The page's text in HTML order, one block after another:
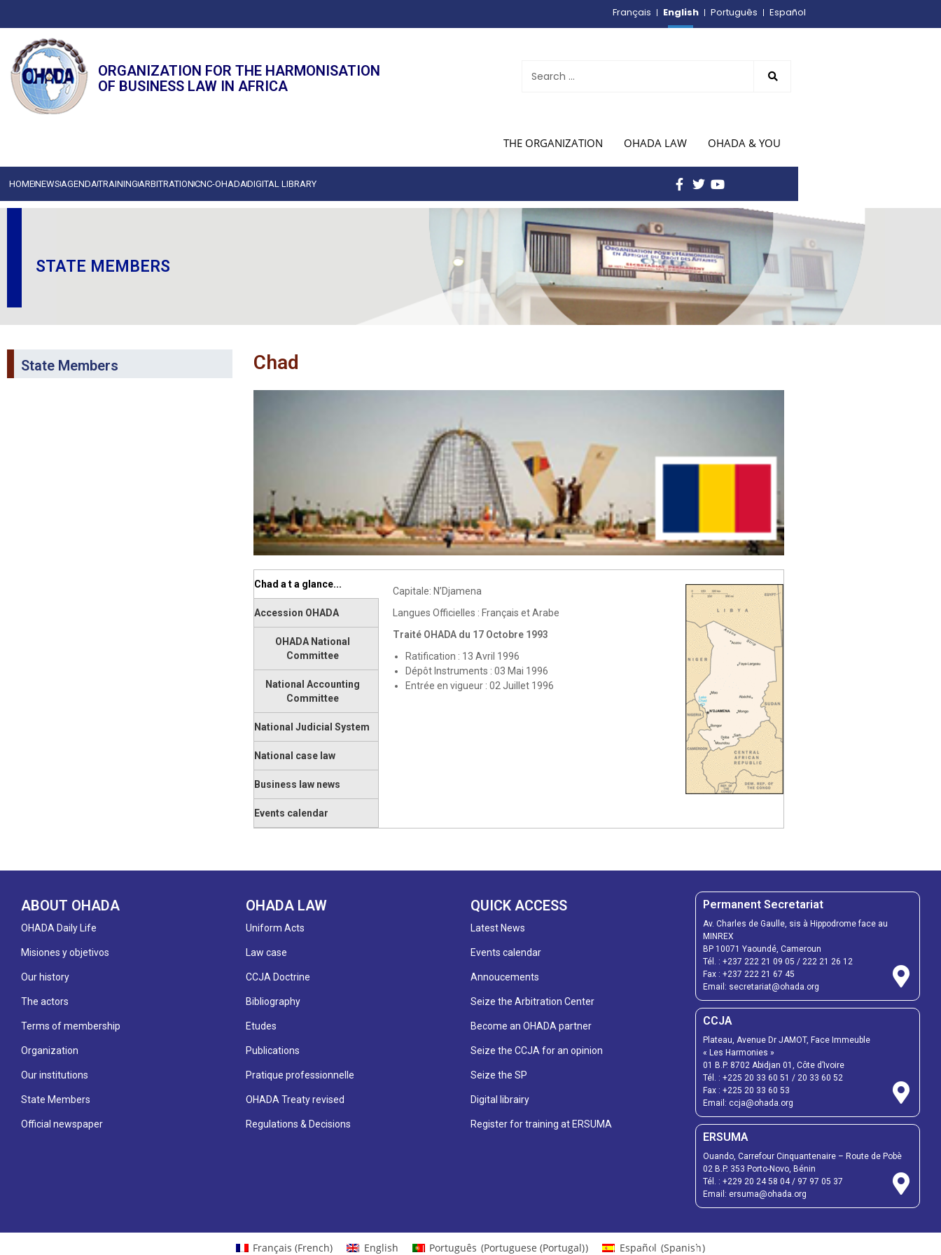
Français English Português Español
ORGANIZATION FOR THE HARMONISATION
OF BUSINESS LAW IN AFRICA
THE ORGANIZATION OHADA LAW OHADA & YOU
HOMENEWSAGENDATRAININGARBITRATIONCNC-OHADADIGITAL LIBRARY
STATE MEMBERS
State Members Chad
Chad a t a glance...
Accession OHADA
OHADA National
Committee
National Accounting
Committee
National Judicial System
National case law
Business law news
Events calendar
Capitale: N’Djamena
Langues Officielles : Français et Arabe
Traité OHADA du 17 Octobre 1993
Ratification : 13 Avril 1996
Dépôt Instruments : 03 Mai 1996
Entrée en vigueur : 02 Juillet 1996
ABOUT OHADA
OHADA Daily Life
Misiones y objetivos
Our history
The actors
Terms of membership
Organization
Our institutions
State Members
Official newspaper
OHADA LAW
Uniform Acts
Law case
CCJA Doctrine
Bibliography
Etudes
Publications
Pratique professionnelle
OHADA Treaty revised
Regulations & Decisions
QUICK ACCESS
Latest News
Events calendar
Annoucements
Seize the Arbitration Center
Become an OHADA partner
Seize the CCJA for an opinion
Seize the SP
Digital librairy
Register for training at ERSUMA
Permanent Secretariat
Av. Charles de Gaulle, sis à Hippodrome face au
MINREX
BP 10071 Yaoundé, Cameroun
Tél. : +237 222 21 09 05 / 222 21 26 12
Fax : +237 222 21 67 45
Email: secretariat@ohada.org
CCJA
Plateau, Avenue Dr JAMOT, Face Immeuble
« Les Harmonies »
01 B.P. 8702 Abidjan 01, Côte d’Ivoire
Tél. : +225 20 33 60 51 / 20 33 60 52
Fax : +225 20 33 60 53
Email: ccja@ohada.org
ERSUMA
Ouando, Carrefour Cinquantenaire – Route de Pobè
02 B.P. 353 Porto-Novo, Bénin
Tél. : +229 20 24 58 04/ 97 97 05 37
Email: ersuma@ohada.org
Français (French) English Português (Portuguese (Portugal)) Español (Spanish)